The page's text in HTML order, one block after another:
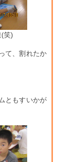
笑)
て、割れたか
ともすいかが